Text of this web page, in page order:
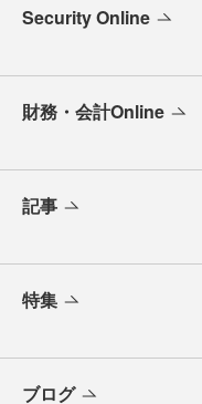
Security Online
財務・会計Online
記事
特集
ブログ